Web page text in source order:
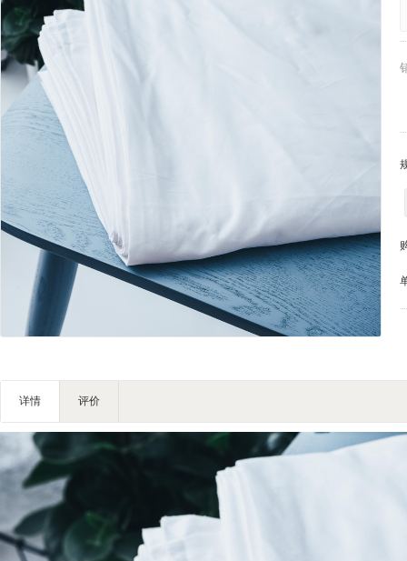
餐饮用品
纺织布草
清洁设备
电器设备
IT/智能化
灯饰照明
家私家具
基础建材
装修设计
装饰配饰
礼品团购
户外营地
大堂用品
电子大屏
一次性用品
清洁服务
详情 评价